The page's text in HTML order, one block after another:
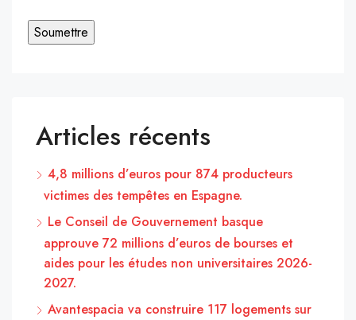
Articles récents
4,8 millions d’euros pour 874 producteurs
victimes des tempêtes en Espagne.
Le Conseil de Gouvernement basque
approuve 72 millions d’euros de bourses et
aides pour les études non universitaires 2026-
2027.
Avantespacia va construire 117 logements sur